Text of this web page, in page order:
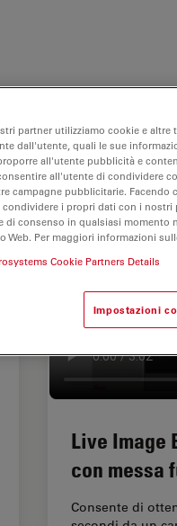
Live Image
con messa
Consente di
partner utilizziamo cookie e
dall'utente, quali le sue
all'utente pubblicità e
all'utente di condividere
campagne pubblicitarie.
condividere i propri dati con i
di consenso in qualsiasi momento
Web. Per maggiori informazioni
Cookie Partners Details
Impostazioni